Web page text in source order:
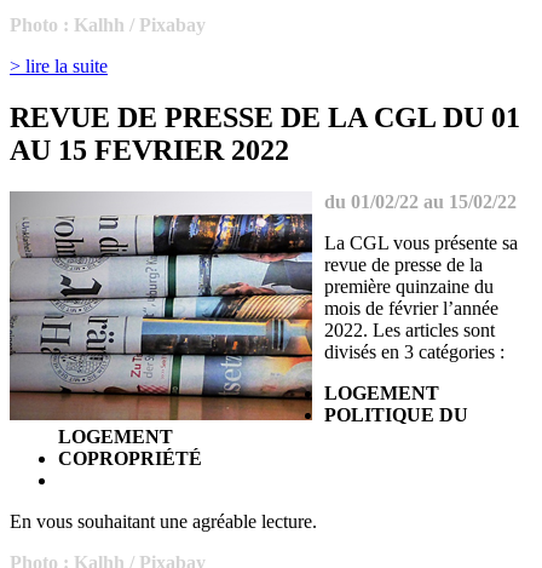
Photo : Kalhh / Pixabay
> lire la suite
REVUE DE PRESSE DE LA CGL DU 01
AU 15 FEVRIER 2022
du 01/02/22 au 15/02/22
La CGL vous présente sa
revue de presse de la
première quinzaine du
mois de février l’année
2022. Les articles sont
divisés en 3 catégories :
LOGEMENT
POLITIQUE DU
LOGEMENT
COPROPRIÉTÉ
En vous souhaitant une agréable lecture.
Photo : Kalhh / Pixabay